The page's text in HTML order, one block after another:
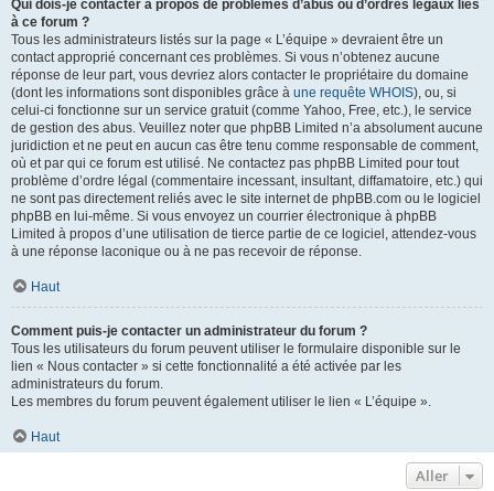
Qui dois-je contacter à propos de problèmes d’abus ou d’ordres légaux liés
à ce forum ?
Tous les administrateurs listés sur la page « L’équipe » devraient être un
contact approprié concernant ces problèmes. Si vous n’obtenez aucune
réponse de leur part, vous devriez alors contacter le propriétaire du domaine
(dont les informations sont disponibles grâce à une requête WHOIS), ou, si
celui-ci fonctionne sur un service gratuit (comme Yahoo, Free, etc.), le service
de gestion des abus. Veuillez noter que phpBB Limited n’a absolument aucune
juridiction et ne peut en aucun cas être tenu comme responsable de comment,
où et par qui ce forum est utilisé. Ne contactez pas phpBB Limited pour tout
problème d’ordre légal (commentaire incessant, insultant, diffamatoire, etc.) qui
ne sont pas directement reliés avec le site internet de phpBB.com ou le logiciel
phpBB en lui-même. Si vous envoyez un courrier électronique à phpBB
Limited à propos d’une utilisation de tierce partie de ce logiciel, attendez-vous
à une réponse laconique ou à ne pas recevoir de réponse.
Haut
Comment puis-je contacter un administrateur du forum ?
Tous les utilisateurs du forum peuvent utiliser le formulaire disponible sur le
lien « Nous contacter » si cette fonctionnalité a été activée par les
administrateurs du forum.
Les membres du forum peuvent également utiliser le lien « L’équipe ».
Haut
Aller